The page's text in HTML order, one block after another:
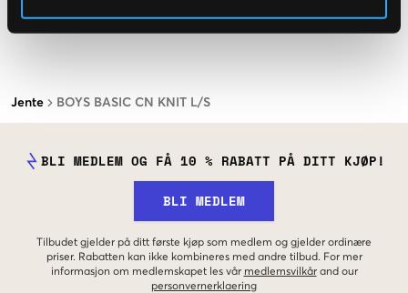
Jente BOYS BASIC CN KNIT L/S
BLI MEDLEM OG FÅ 10 % RABATT PÅ DITT KJØP!
BLI MEDLEM
Tilbudet gjelder på ditt første kjøp som medlem og gjelder ordinære
priser. Rabatten kan ikke kombineres med andre tilbud. For mer
informasjon om medlemskapet les vår medlemsvilkår and our
personvernerklaering